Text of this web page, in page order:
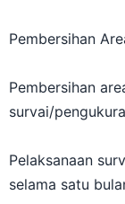
Pembersihan
Pembersihan
survai/
Pelaksanaan
selama satu